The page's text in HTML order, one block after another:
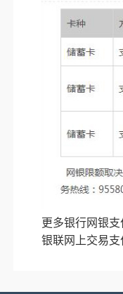
更多银行网银
银联网上交易